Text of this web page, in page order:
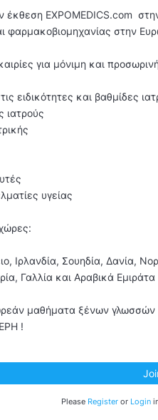
έκθεση EXPOMEDICS.com
φαρμακοβιομηχανίας στην
για μόνιμη και
ειδικότητες και βαθμίδες
ιατρούς
υγείας
Ιρλανδία, Σουηδία, Δανία,
Γαλλία και Αραβικά Εμιράτα
μαθήματα ξένων γλωσσών
!
Please Registeror Login